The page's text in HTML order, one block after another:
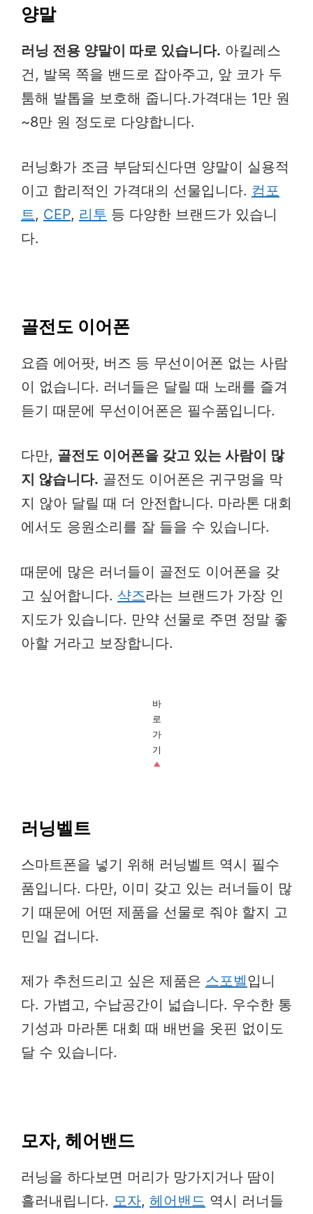
양말
러닝 전용 양말이 따로 있습니다. 아킬레스
건, 발목 쪽을 밴드로 잡아주고, 앞 코가 두
툼해 발톱을 보호해 줍니다.가격대는 1만 원
~8만 원 정도로 다양합니다.
러닝화가 조금 부담되신다면 양말이 실용적
이고 합리적인 가격대의 선물입니다. 컴포
트 , CEP, 리투 등 다양한 브랜드가 있습니
다.
골전도 이어폰
요즘 에어팟, 버즈 등 무선이어폰 없는 사람
이 없습니다. 러너들은 달릴 때 노래를 즐겨
듣기 때문에 무선이어폰은 필수품입니다.
다만, 골전도 이어폰을 갖고 있는 사람이 많
지 않습니다. 골전도 이어폰은 귀구멍을 막
지 않아 달릴 때 더 안전합니다. 마라톤 대회
에서도 응원소리를 잘 들을 수 있습니다.
때문에 많은 러너들이 골전도 이어폰을 갖
고 싶어합니다. 샥즈라는 브랜드가 가장 인
지도가 있습니다. 만약 선물로 주면 정말 좋
아할 거라고 보장합니다.
바
로
가
기
러닝벨트
스마트폰을 넣기 위해 러닝벨트 역시 필수
품입니다. 다만, 이미 갖고 있는 러너들이 많
기 때문에 어떤 제품을 선물로 줘야 할지 고
민일 겁니다.
제가 추천드리고 싶은 제품은 스포벨입니
다. 가볍고, 수납공간이 넓습니다. 우수한 통
기성과 마라톤 대회 때 배번을 옷핀 없이도
달 수 있습니다.
모자, 헤어밴드
러닝을 하다보면 머리가 망가지거나 땀이
흘러내립니다. 모자, 헤어밴드 역시 러너들